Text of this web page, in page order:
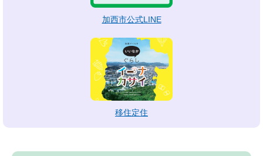
加西市公式LINE
移住定住